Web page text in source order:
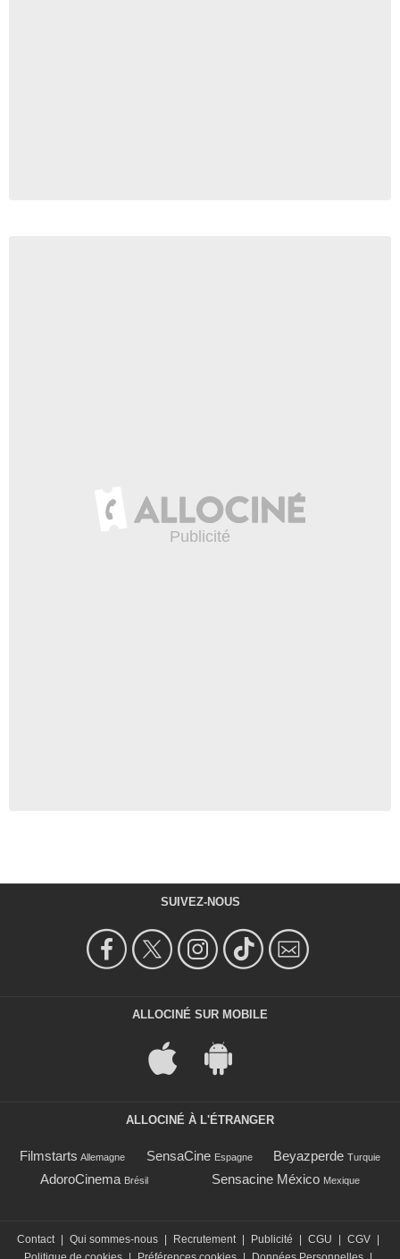
SUIVEZ-NOUS
ALLOCINÉ SUR MOBILE
ALLOCINÉ À L'ÉTRANGER
Filmstarts Allemagne SensaCine Espagne Beyazperde Turquie
AdoroCinema Brésil Sensacine México Mexique
Contact Qui sommes-nous Recrutement Publicité CGU CGV